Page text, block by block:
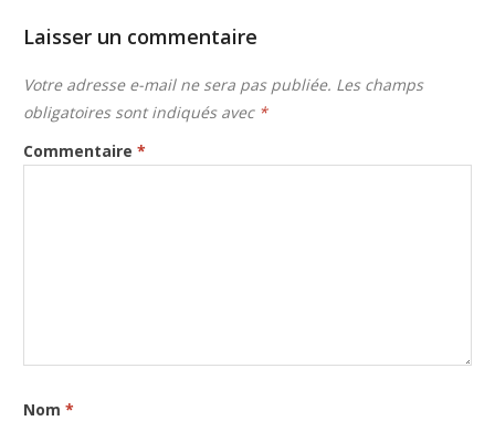
Laisser un commentaire
Votre adresse e-mail ne sera pas publiée. Les champs
obligatoires sont indiqués avec *
Commentaire*
Nom*